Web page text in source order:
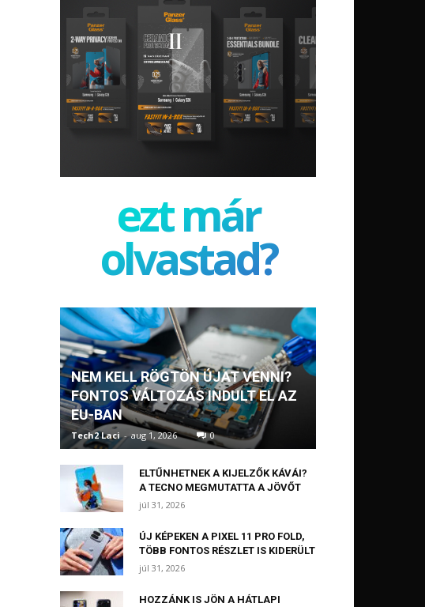
ezt már
olvastad?
NEM KELL RÖGTÖN ÚJAT VENNI?
FONTOS VÁLTOZÁS INDULT EL AZ
EU-BAN
Tech2 Laci - aug 1, 2026 0
ELTŰNHETNEK A KIJELZŐK KÁVÁI?
A TECNO MEGMUTATTA A JÖVŐT
júl 31, 2026
ÚJ KÉPEKEN A PIXEL 11 PRO FOLD,
TÖBB FONTOS RÉSZLET IS KIDERÜLT
júl 31, 2026
HOZZÁNK IS JÖN A HÁTLAPI